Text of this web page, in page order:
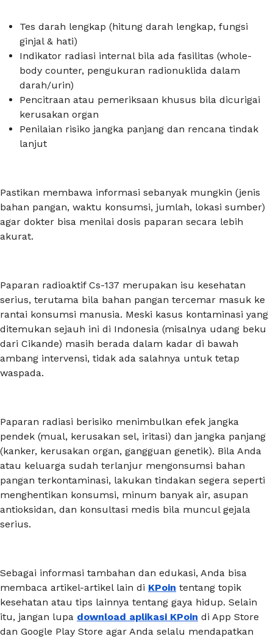
Tes darah lengkap (hitung darah lengkap, fungsi
ginjal & hati)
Indikator radiasi internal bila ada fasilitas (whole-
body counter, pengukuran radionuklida dalam
darah/urin)
Pencitraan atau pemeriksaan khusus bila dicurigai
kerusakan organ
Penilaian risiko jangka panjang dan rencana tindak
lanjut
Pastikan membawa informasi sebanyak mungkin (jenis
bahan pangan, waktu konsumsi, jumlah, lokasi sumber)
agar dokter bisa menilai dosis paparan secara lebih
akurat.
Paparan radioaktif Cs-137 merupakan isu kesehatan
serius, terutama bila bahan pangan tercemar masuk ke
rantai konsumsi manusia. Meski kasus kontaminasi yang
ditemukan sejauh ini di Indonesia (misalnya udang beku
dari Cikande) masih berada dalam kadar di bawah
ambang intervensi, tidak ada salahnya untuk tetap
waspada.
Paparan radiasi berisiko menimbulkan efek jangka
pendek (mual, kerusakan sel, iritasi) dan jangka panjang
(kanker, kerusakan organ, gangguan genetik). Bila Anda
atau keluarga sudah terlanjur mengonsumsi bahan
pangan terkontaminasi, lakukan tindakan segera seperti
menghentikan konsumsi, minum banyak air, asupan
antioksidan, dan konsultasi medis bila muncul gejala
serius.
Sebagai informasi tambahan dan edukasi, Anda bisa
membaca artikel-artikel lain di KPoin tentang topik
kesehatan atau tips lainnya tentang gaya hidup. Selain
itu, jangan lupa download aplikasi KPoin di App Store
dan Google Play Store agar Anda selalu mendapatkan